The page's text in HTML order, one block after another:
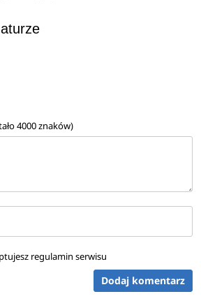
4000znaków)
regulamin serwisu
Dodaj komentarz